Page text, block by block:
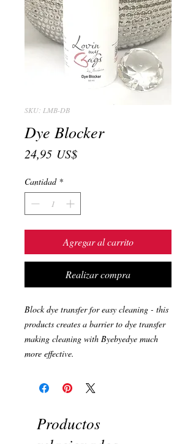
SKU: LMB-DB
Dye Blocker
24,95 US$Precio
Cantidad *
Agregar al carrito
Realizar compra
Block dye transfer for easy cleaning - this
products creates a barrier to dye transfer
making cleaning with Byebyedye much
more effective.
Productos